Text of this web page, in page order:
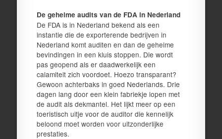
De geheime audits van de FDA in Nederland
De FDA is in Nederland bekend als een
instantie die de exporterende bedrijven in
Nederland komt auditen en dan de geheime
bevindingen in een kluis stoppen. Die wordt
pas geopend als er daadwerkelijk een
calamiteit zich voordoet. Hoezo transparant?
Gewoon achterbaks in goed Nederlands. Drie
dagen lang door een klein fabriekje lopen met
de audit als dekmantel. Het lijkt meer op een
toeristisch uitje voor de auditor die kennelijk
beloond moet worden voor uitzonderlijke
prestaties.